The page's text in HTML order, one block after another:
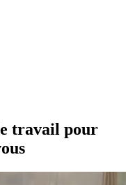
travail pour